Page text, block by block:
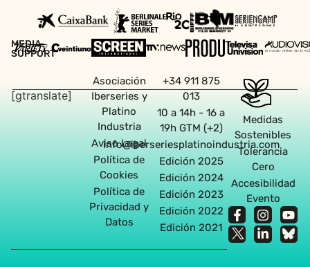
MEDIA
SUPPORT
[gtranslate]
Asociación
Iberseries y
Platino
Industria
Aviso Legal
Política de
Cookies
Política de
Privacidad y
Datos
+34 911 875
013
10 a 14h - 16 a
19h GTM (+2)
info@iberseriesplatinoindustria.com
Edición 2025
Edición 2024
Edición 2023
Edición 2022
Edición 2021
Medidas
Sostenibles
Tolerancia
Cero
Accesibilidad
Evento